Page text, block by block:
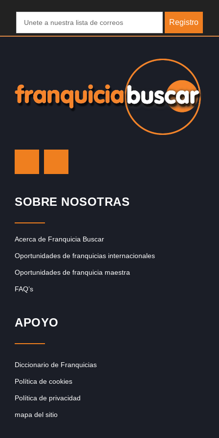
Registro
SOBRE NOSOTRAS
Acerca de Franquicia Buscar
Oportunidades de franquicias internacionales
Oportunidades de franquicia maestra
FAQ’s
APOYO
Diccionario de Franquicias
Política de cookies
Política de privacidad
mapa del sitio